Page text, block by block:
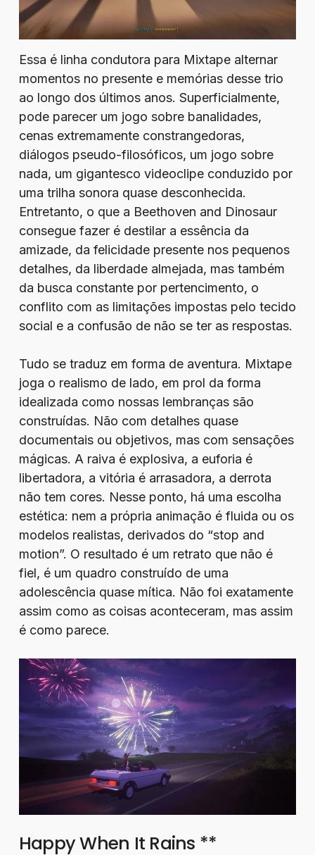
Essa é linha condutora para Mixtape alternar
momentos no presente e memórias desse trio
ao longo dos últimos anos. Superficialmente,
pode parecer um jogo sobre banalidades,
cenas extremamente constrangedoras,
diálogos pseudo-filosóficos, um jogo sobre
nada, um gigantesco videoclipe conduzido por
uma trilha sonora quase desconhecida.
Entretanto, o que a Beethoven and Dinosaur
consegue fazer é destilar a essência da
amizade, da felicidade presente nos pequenos
detalhes, da liberdade almejada, mas também
da busca constante por pertencimento, o
conflito com as limitações impostas pelo tecido
social e a confusão de não se ter as respostas.
Tudo se traduz em forma de aventura. Mixtape
joga o realismo de lado, em prol da forma
idealizada como nossas lembranças são
construídas. Não com detalhes quase
documentais ou objetivos, mas com sensações
mágicas. A raiva é explosiva, a euforia é
libertadora, a vitória é arrasadora, a derrota
não tem cores. Nesse ponto, há uma escolha
estética: nem a própria animação é fluida ou os
modelos realistas, derivados do “stop and
motion”. O resultado é um retrato que não é
fiel, é um quadro construído de uma
adolescência quase mítica. Não foi exatamente
assim como as coisas aconteceram, mas assim
é como parece.
Happy When It Rains **